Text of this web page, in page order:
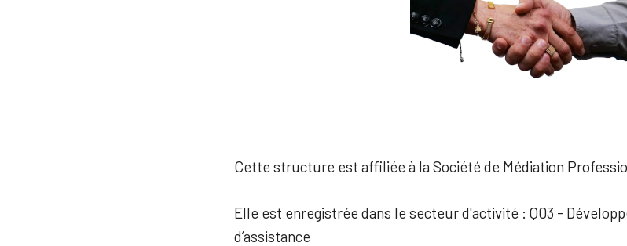
Cette structure est affiliée à la Société de Médiation
Elle est enregistrée dans le secteur d'activité : Q03 -
d’assistance